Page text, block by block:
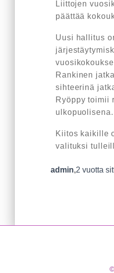
Liittojen
päättää
Uusi hallitus
Rankinen
sihteerinä
Ryöppy toimii
ulkopuolisena.
Kiitos kaikille
valituksi
admin,2 vuotta